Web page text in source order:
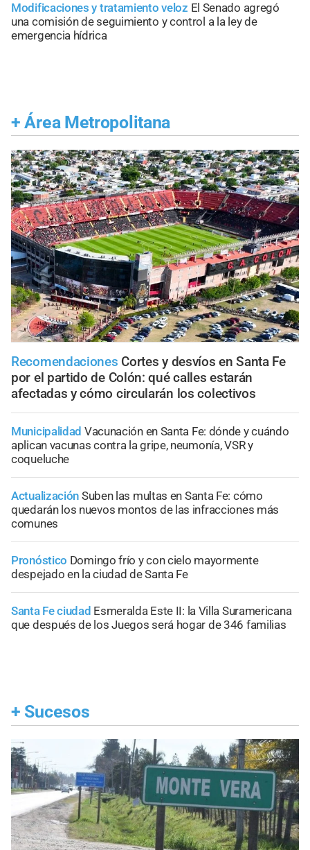
Modificaciones y tratamiento veloz El Senado agregó
una comisión de seguimiento y control a la ley de
emergencia hídrica
+ Área Metropolitana
Recomendaciones Cortes y desvíos en Santa Fe
por el partido de Colón: qué calles estarán
afectadas y cómo circularán los colectivos
Municipalidad Vacunación en Santa Fe: dónde y cuándo
aplican vacunas contra la gripe, neumonía, VSR y
coqueluche
Actualización Suben las multas en Santa Fe: cómo
quedarán los nuevos montos de las infracciones más
comunes
Pronóstico Domingo frío y con cielo mayormente
despejado en la ciudad de Santa Fe
Santa Fe ciudad Esmeralda Este II: la Villa Suramericana
que después de los Juegos será hogar de 346 familias
+ Sucesos